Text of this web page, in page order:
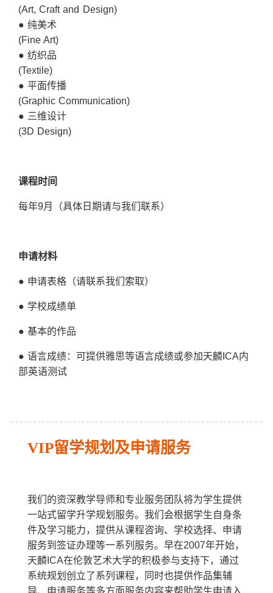
(Art, Craft and Design)
● 纯美术
(Fine Art)
● 纺织品
(Textile)
● 平面传播
(Graphic Communication)
● 三维设计
(3D Design)
课程时间
每年9月（具体日期请与我们联系）
申请材料
● 申请表格（请联系我们索取）
● 学校成绩单
● 基本的作品
● 语言成绩：可提供雅思等语言成绩或参加天麟 ICA内
部英语测试
VIP留学规划及申请服务
我们的资深教学导师和专业服务团队将为学生提供
一站式留学升学规划服务。我们会根据学生自身条
件及学习能力，提供从课程咨询、学校选择、申请
服务到签证办理等一系列服务。早在2007年开始，
天麟ICA在伦敦艺术大学的积极参与支持下，通过
系统规划创立了系列课程，同时也提供作品集辅
导、申请服务等多方面服务内容来帮助学生申请入